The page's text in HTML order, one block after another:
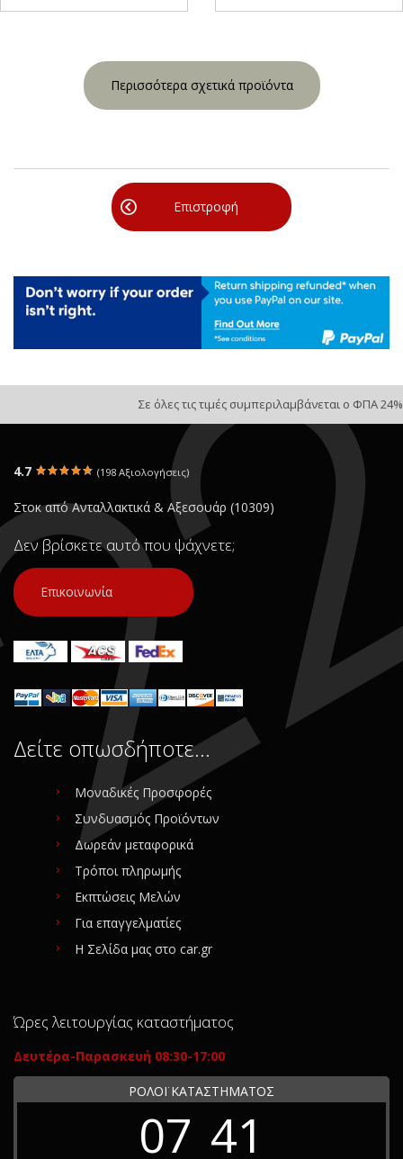
Περισσότερα σχετικά προϊόντα
Επιστροφή
Σε όλες τις τιμές συμπεριλαμβάνεται ο ΦΠΑ 24%
4.7 (198 Αξιολογήσεις)
Στοκ από Ανταλλακτικά & Αξεσουάρ (10309)
Δεν βρίσκετε αυτό που ψάχνετε;
Επικοινωνία
Δείτε οπωσδήποτε…
Μοναδικές Προσφορές
Συνδυασμός Προϊόντων
Δωρεάν μεταφορικά
Τρόποι πληρωμής
Εκπτώσεις Μελών
Για επαγγελματίες
Η Σελίδα μας στο car.gr
Ώρες λειτουργίας καταστήματος
Δευτέρα-Παρασκευή 08:30-17:00
ΡΟΛΟΪ ΚΑΤΑΣΤΗΜΑΤΟΣ
07 41